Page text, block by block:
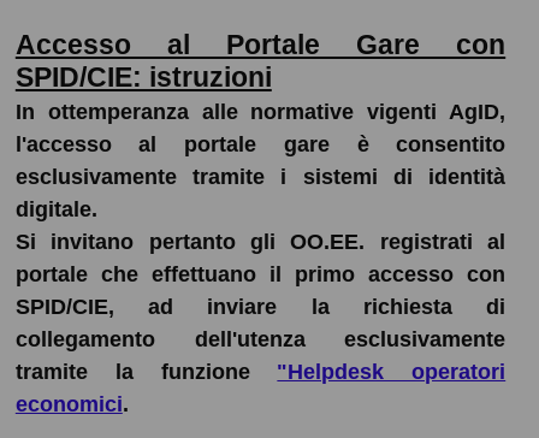
Accesso al Portale Gare con
SPID/CIE: istruzioni
In ottemperanza alle normative vigenti AgID,
l'accesso al portale gare è consentito
esclusivamente tramite i sistemi di identità
digitale.
Si invitano pertanto gli OO.EE. registrati al
portale che effettuano il primo accesso con
SPID/CIE, ad inviare la richiesta di
collegamento dell'utenza esclusivamente
tramite la funzione "Helpdesk operatori
economici.